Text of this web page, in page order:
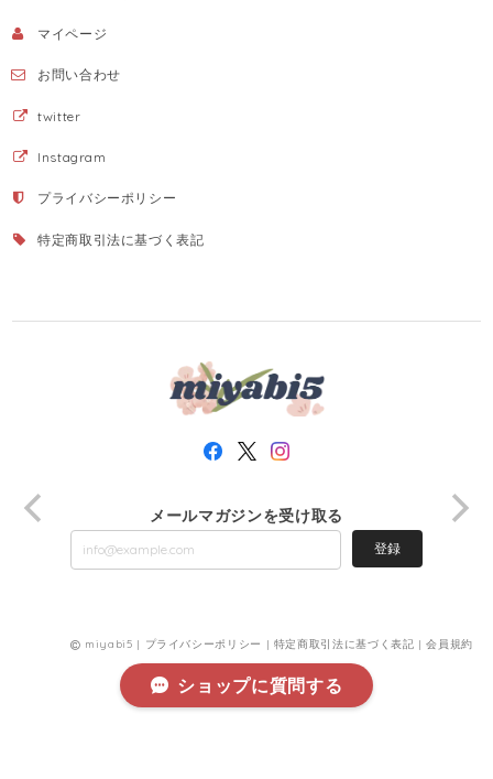
マイページ
お問い合わせ
twitter
Instagram
プライバシーポリシー
特定商取引法に基づく表記
メールマガジンを受け取る
登録
miyabi5 | プライバシーポリシー | 特定商取引法に基づく表記 |会員規約
ショップに質問する